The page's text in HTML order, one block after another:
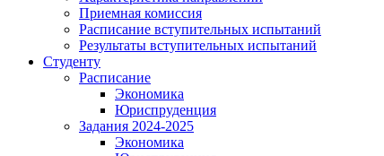
Приемная комиссия
Расписание вступительных испытаний
Результаты вступительных испытаний
Студенту
Расписание
Экономика
Юриспруденция
Задания 2024-2025
Экономика